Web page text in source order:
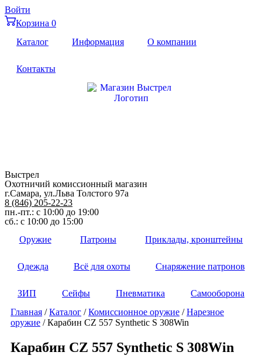
Перейти
к
содержимому
Войти
Корзина 0
Каталог
Информация О компании
Контакты
Выстрел
Охотничий комиссионный магазин
г.Самара, ул.Льва Толстого 97а
8 (846) 205-22-23
пн.-пт.: с 10:00 до 19:00
сб.: с 10:00 до 15:00
Оружие
Патроны Приклады, кронштейны
Одежда Всё для охоты Снаряжение патронов
ЗИП Сейфы Пневматика
Самооборона
Главная /Каталог /Комиссионное оружие /Нарезное
оружие / Карабин CZ 557 Synthetic S 308Win
Карабин CZ 557 Synthetic S 308Win